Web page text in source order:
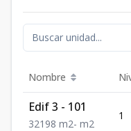
Nombre
Edif 3 - 101
321 98 m2- m2
1